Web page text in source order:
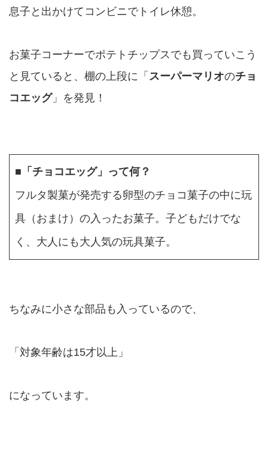
息子と出かけてコンビニでトイレ休憩。
お菓子コーナーでポテトチップスでも買っていこう
と見ていると、棚の上段に「 スーパーマリオのチョ
コエッグ」を発見！
■ 「チョコエッグ」って何？
フルタ製菓が発売する卵型のチョコ菓子の中に玩
具（おまけ）の入ったお菓子。子どもだけでな
く、大人にも大人気の玩具菓子。
ちなみに小さな部品も入っているので、
「対象年齢は15才以上」
になっています。